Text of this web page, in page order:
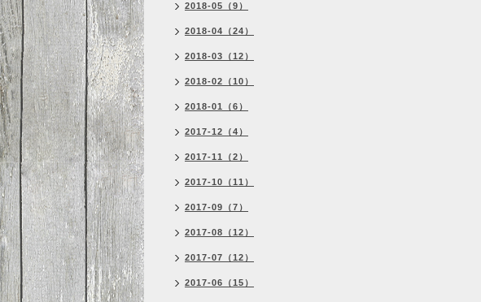
2018-05（9）
2018-04（24）
2018-03（12）
2018-02（10）
2018-01（6）
2017-12（4）
2017-11（2）
2017-10（11）
2017-09（7）
2017-08（12）
2017-07（12）
2017-06（15）